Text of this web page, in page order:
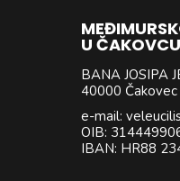
karijera
U ČAKOVCU
BANA JOSIPA
40000 Čakovec
e-mail:
OIB:
IBAN: HR88